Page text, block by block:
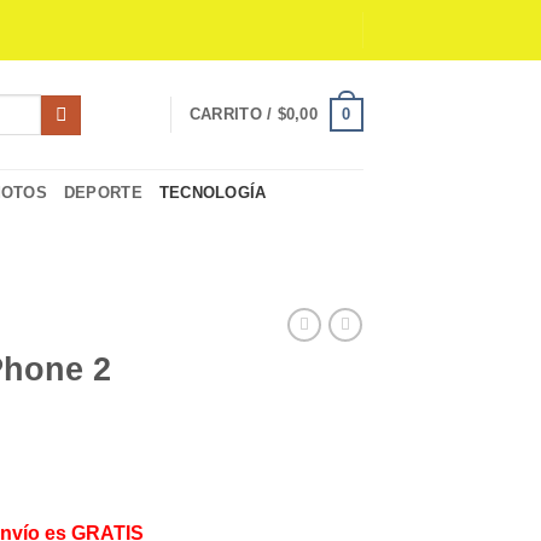
CARRITO / $0,00 0
DEPORTE TECNOLOGÍA
2
es GRATIS